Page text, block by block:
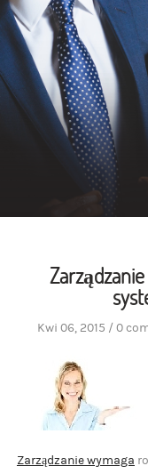
Kwi 06, 2015 /0
Zarządzanie wymaga